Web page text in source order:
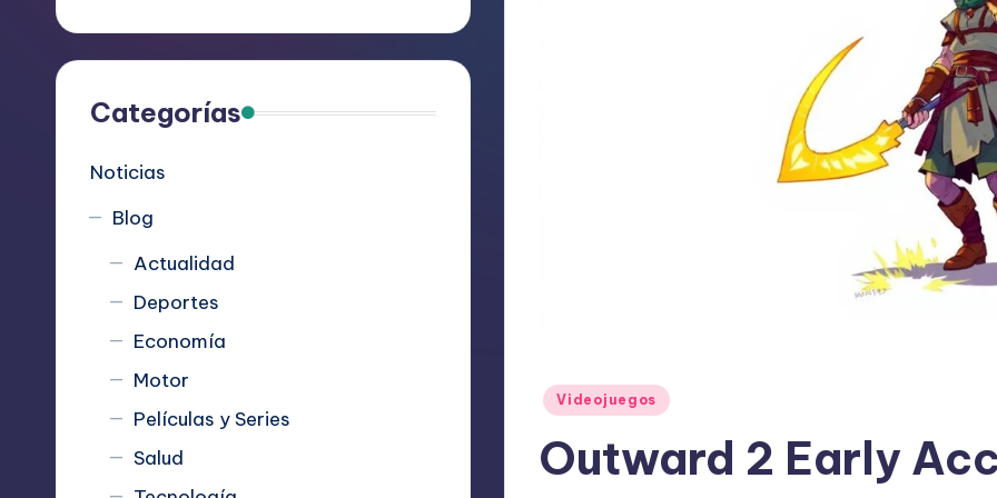
R
e
Publicado
Videojuegos
Outward 2 Early
Categorías
Noticias
Blog
Actualidad
Deportes
Economía
Motor
Películas y Series
Salud